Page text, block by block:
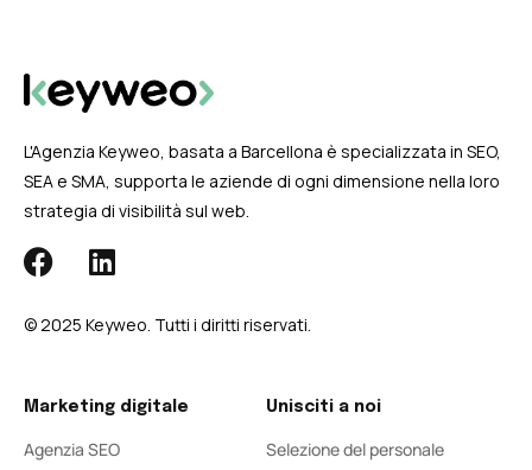
L'Agenzia Keyweo, basata a Barcellona è specializzata in SEO,
SEA e SMA, supporta le aziende di ogni dimensione nella loro
strategia di visibilità sul web.
© 2025 Keyweo. Tutti i diritti riservati.
Marketing digitale
Agenzia SEO
Unisciti a noi
Selezione del personale